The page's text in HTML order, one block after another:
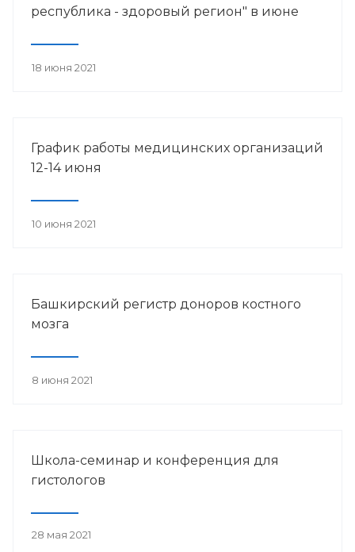
республика - здоровый регион" в июне
18 июня 2021
График работы медицинских организаций
12-14 июня
10 июня 2021
Башкирский регистр доноров костного
мозга
8 июня 2021
Школа-семинар и конференция для
гистологов
28 мая 2021